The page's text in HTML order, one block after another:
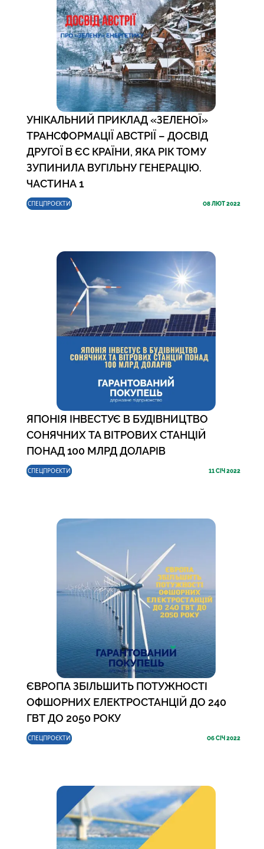
СПЕЦПРОЄКТИ 08ЛЮТ 2022
УНІКАЛЬНИЙ ПРИКЛАД «ЗЕЛЕНОЇ»
ТРАНСФОРМАЦІЇ АВСТРІЇ – ДОСВІД
ДРУГОЇ В ЄС КРАЇНИ, ЯКА РІК ТОМУ
ЗУПИНИЛА ВУГІЛЬНУ ГЕНЕРАЦІЮ.
ЧАСТИНА 1
СПЕЦПРОЄКТИ 11СІЧ 2022
ЯПОНІЯ ІНВЕСТУЄ В БУДІВНИЦТВО
СОНЯЧНИХ ТА ВІТРОВИХ СТАНЦІЙ
ПОНАД 100 МЛРД ДОЛАРІВ
СПЕЦПРОЄКТИ 06СІЧ 2022
ЄВРОПА ЗБІЛЬШИТЬ ПОТУЖНОСТІ
ОФШОРНИХ ЕЛЕКТРОСТАНЦІЙ ДО 240
ГВТ ДО 2050 РОКУ